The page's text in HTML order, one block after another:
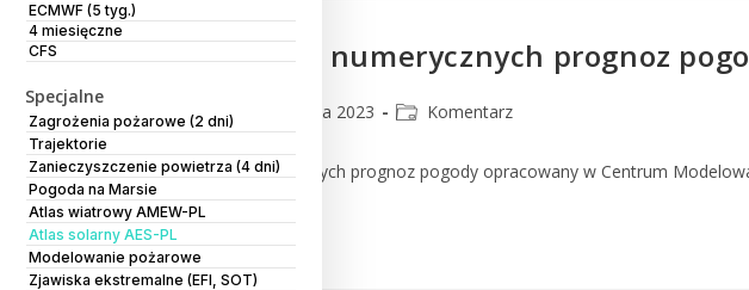
ECMWF (5 tyg.)
4 miesięczne
CFS
Specjalne
Zagrożenia pożarowe (2 dni)
Trajektorie
Zanieczyszczenie powietrza (4 dni)
Pogoda na Marsie
Atlas wiatrowy AMEW-PL
Atlas solarny AES-PL
Modelowanie pożarowe
Zjawiska ekstremalne (EFI, SOT)
Komentarz do numerycznych prognoz
CMM 27 czerwca 2023 Komentarz
Komentarz do numerycznych prognoz pogody opracowany w Centrum
Czytaj Dalej